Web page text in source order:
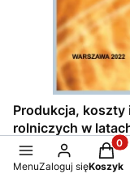
Produkcja,
rolniczych w
Cena
45,00 zł
MenuZaloguj sięKoszyk